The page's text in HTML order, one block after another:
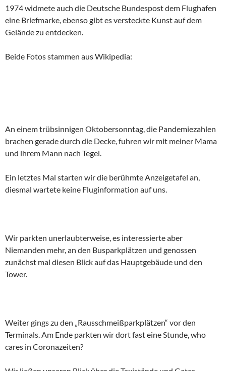
1974 widmete auch die Deutsche Bundespost dem Flughafen
eine Briefmarke, ebenso gibt es versteckte Kunst auf dem
Gelände zu entdecken.
Beide Fotos stammen aus Wikipedia:
An einem trübsinnigen Oktobersonntag, die Pandemiezahlen
brachen gerade durch die Decke, fuhren wir mit meiner Mama
und ihrem Mann nach Tegel.
Ein letztes Mal starten wir die berühmte Anzeigetafel an,
diesmal wartete keine Fluginformation auf uns.
Wir parkten unerlaubterweise, es interessierte aber
Niemanden mehr, an den Busparkplätzen und genossen
zunächst mal diesen Blick auf das Hauptgebäude und den
Tower.
Weiter gings zu den „Rausschmeißparkplätzen“ vor den
Terminals. Am Ende parkten wir dort fast eine Stunde, who
cares in Coronazeiten?